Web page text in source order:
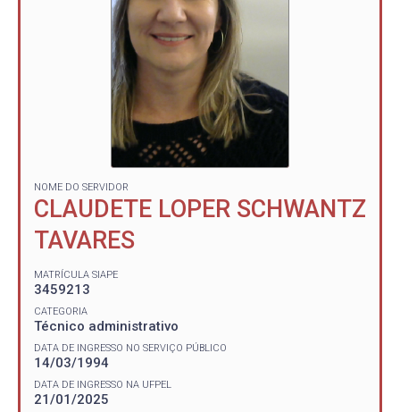
NOME DO SERVIDOR
CLAUDETE LOPER SCHWANTZ
TAVARES
MATRÍCULA SIAPE
3459213
CATEGORIA
Técnico administrativo
DATA DE INGRESSO NO SERVIÇO PÚBLICO
14/03/1994
DATA DE INGRESSO NA UFPEL
21/01/2025